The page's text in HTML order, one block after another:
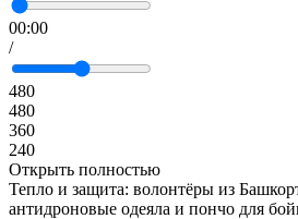
00:00
/
480
480
360
240
Открыть полностью
Тепло и защита: волонтёры из
антидроновые одеяла и пончо для